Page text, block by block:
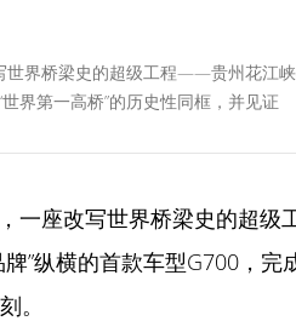
界桥梁史的超级工程——贵州花江
界第一高桥”的历史性同框，并见证
一座改写世界桥梁史的超
”纵横的首款车型G700，
。